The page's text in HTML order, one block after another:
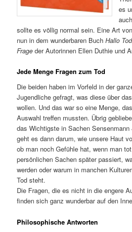
es
sollte es völlig normal sein. Eine Art
nun in dem wunderbaren BuchHallo
Frage der Autorinnen Ellen Duthie und
Jede Menge Fragen zum Tod
Die beiden haben im Vorfeld in der
Jugendliche gefragt, was diese über
wollen. Und das war so eine Menge,
Auswahl treffen mussten. Übrig
das Wichtigste in Sachen
geht es dann darum, wie unsere Haut
ob man noch Gefühle hat, wenn man
persönlichen Sachen später passiert,
werden oder warum in manchen
Tod steht.
Die Fragen, die es nicht in die engere
finden sich ganz wunderbar auf den
Philosophische Antworten